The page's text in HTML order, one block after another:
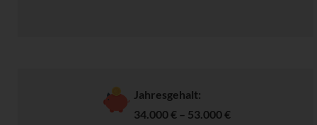
Jahresgehalt:
34.000 € – 53.000 €